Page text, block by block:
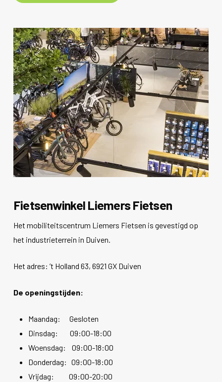
Fietsenwinkel Liemers Fietsen
Het mobiliteitscentrum Liemers Fietsen is gevestigd op
het industrieterrein in Duiven.
Het adres: ’t Holland 63, 6921 GX Duiven
De openingstijden:
Maandag: Gesloten
Dinsdag: 09:00-18:00
Woensdag: 09:00-18:00
Donderdag: 09:00-18:00
Vrijdag: 09:00-20:00